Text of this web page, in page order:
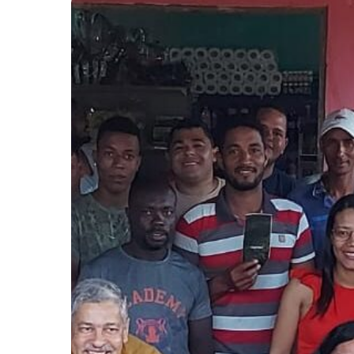
Social:
Granja
Muanza